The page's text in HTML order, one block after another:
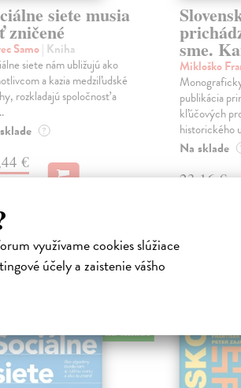
využívame cookies slúžiace
účely a zaistenie vášho
siete musia
zničené
Samo| Kniha
siete nám ubližujú ako
a kazia medziľudské
rozkladajú spoločnosť a
?
€
sme.
Mikloško
publikácia
kľúčových
historického
Na sklade
23,16 €
vkusom si
na sklade